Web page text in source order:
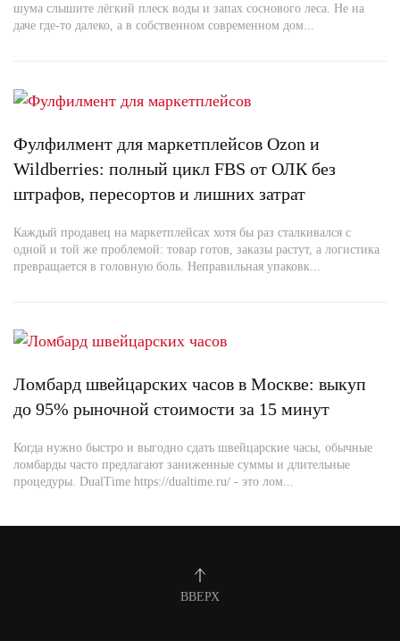
шума слышите лёгкий плеск воды и запах соснового леса. Не на
даче где-то далеко, а в собственном современном дом...
Фулфилмент для маркетплейсов Ozon и
Wildberries: полный цикл FBS от ОЛК без
штрафов, пересортов и лишних затрат
Каждый продавец на маркетплейсах хотя бы раз сталкивался с
одной и той же проблемой: товар готов, заказы растут, а логистика
превращается в головную боль. Неправильная упаковк...
Ломбард швейцарских часов в Москве: выкуп
до 95% рыночной стоимости за 15 минут
Когда нужно быстро и выгодно сдать швейцарские часы, обычные
ломбарды часто предлагают заниженные суммы и длительные
процедуры. DualTime https://dualtime.ru/ - это лом...
ВВЕРХ